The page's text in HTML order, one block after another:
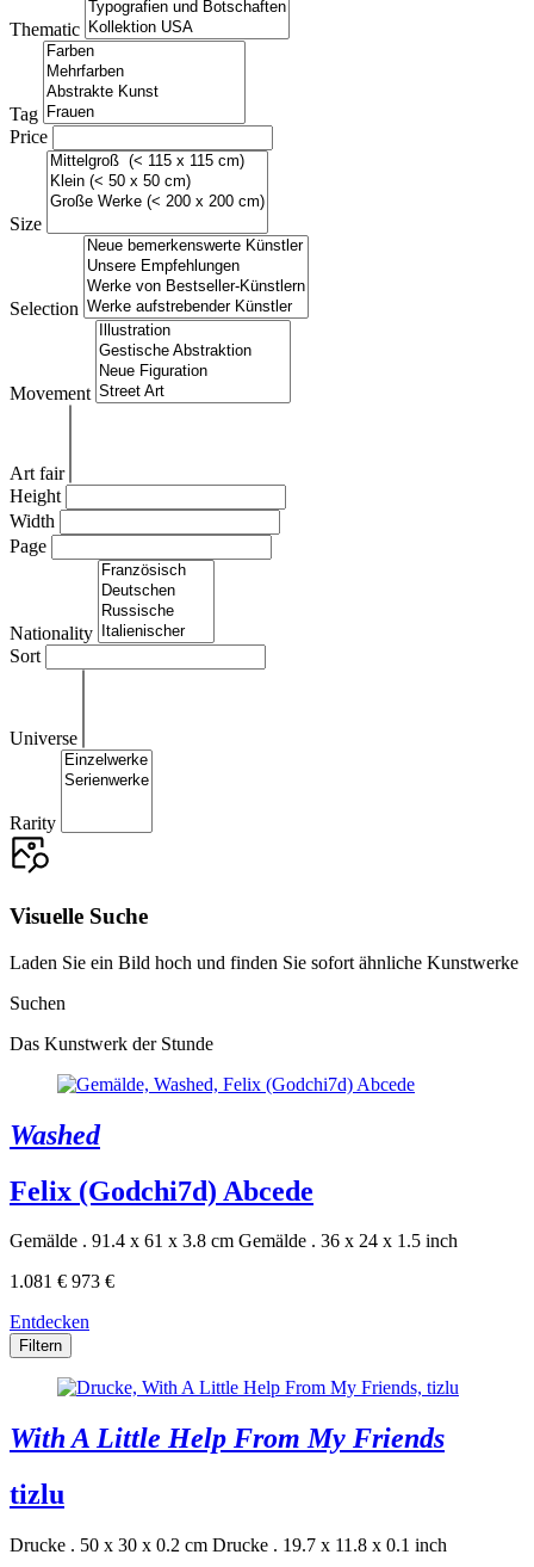
Thematic
Tag
Price
Size
Selection
Movement
Art fair
Height
Width
Page
Nationality
Sort
Universe
Rarity
Visuelle Suche
Laden Sie ein Bild hoch und finden Sie sofort ähnliche Kunstwerke
Suchen
Das Kunstwerk der Stunde
Washed
Felix (Godchi7d) Abcede
Gemälde . 91.4 x 61 x 3.8 cm Gemälde . 36 x 24 x 1.5 inch
1.081 € 973 €
Entdecken
Filtern
With A Little Help From My Friends
tizlu
Drucke . 50 x 30 x 0.2 cm Drucke . 19.7 x 11.8 x 0.1 inch